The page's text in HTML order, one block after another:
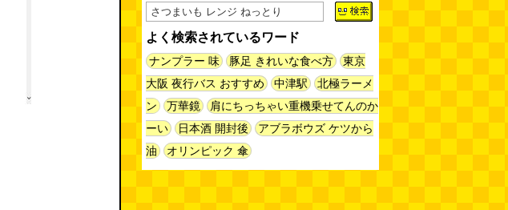
美容室の看板 (読者投稿)
(08.05
16:00)
皿に乗った豚バラブロックの指輪
(べつやく れい) (08.05 16:00)
フエラムネをさらに笛っぽくした
らホイッスルになりました(爲房
新太朗) (08.05 11:00)
よく検索されているワード
ナンプラー 味 豚足 きれいな食べ方
東京
大阪 夜行バス おすすめ
中津駅
北極ラーメ
ン
万華鏡
肩にちっちゃい重機乗せてんのか
ーい
日本酒 開封後
アブラボウズ ケツから
油
オリンピック 傘